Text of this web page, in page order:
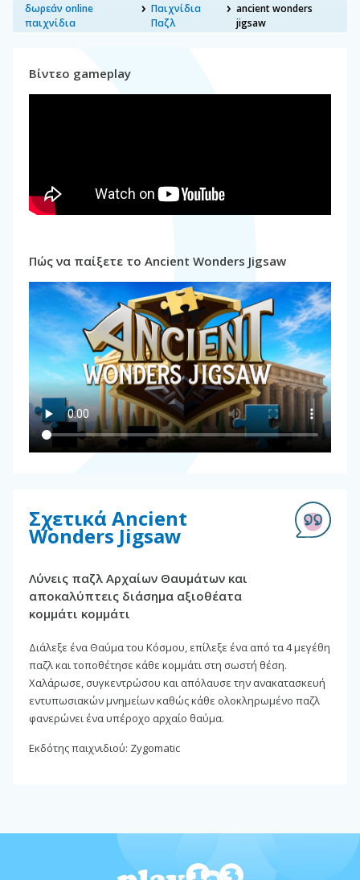
δωρεάν online
παιχνίδια
Παιχνίδια
Παζλ
ancient wonders
jigsaw
Βίντεο gameplay
Πώς να παίξετε το Ancient Wonders Jigsaw
Σχετικά Ancient
Wonders Jigsaw
Λύνεις παζλ Αρχαίων Θαυμάτων και
αποκαλύπτεις διάσημα αξιοθέατα
κομμάτι κομμάτι
Διάλεξε ένα Θαύμα του Κόσμου, επίλεξε ένα από τα 4 μεγέθη
παζλ και τοποθέτησε κάθε κομμάτι στη σωστή θέση.
Χαλάρωσε, συγκεντρώσου και απόλαυσε την ανακατασκευή
εντυπωσιακών μνημείων καθώς κάθε ολοκληρωμένο παζλ
φανερώνει ένα υπέροχο αρχαίο θαύμα.
Εκδότης παιχνιδιού: Zygomatic